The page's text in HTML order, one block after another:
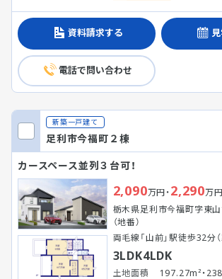
資料請求する
電話で問い合わせ
新築一戸建て
足利市今福町２棟
カースペース並列３台可！
2,090万円・2,290万円
栃木県足利市今福町字東
（地番）
両毛線「山前」駅徒歩32分
3LDK4LDK
土地面積
197.27m²・